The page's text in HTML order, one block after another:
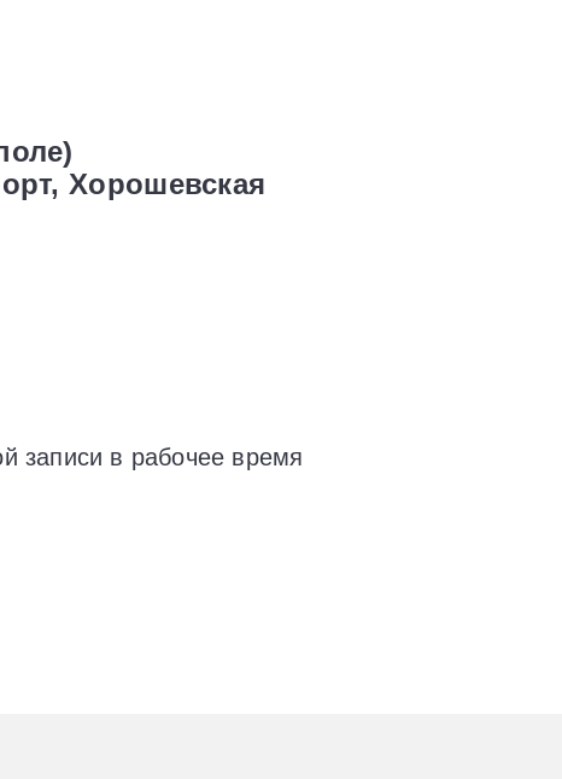
Хорошевская
записи в рабочее время